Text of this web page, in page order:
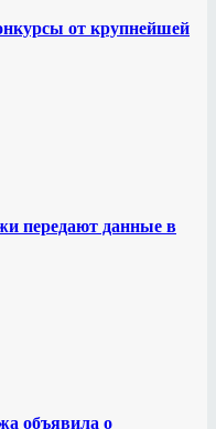
от крупнейшей
передают данные в
объявила о